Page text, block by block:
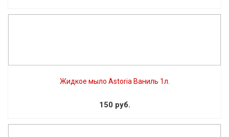
Жидкое мыло Astoria Ваниль 1л.
150 руб.